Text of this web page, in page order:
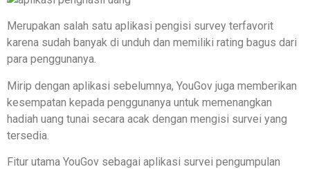
Merupakan salah satu aplikasi pengisi survey terfavorit
karena sudah banyak di unduh dan memiliki rating bagus dari
para penggunanya.
Mirip dengan aplikasi sebelumnya, YouGov juga memberikan
kesempatan kepada penggunanya untuk memenangkan
hadiah uang tunai secara acak dengan mengisi survei yang
tersedia.
Fitur utama YouGov sebagai aplikasi survei pengumpulan